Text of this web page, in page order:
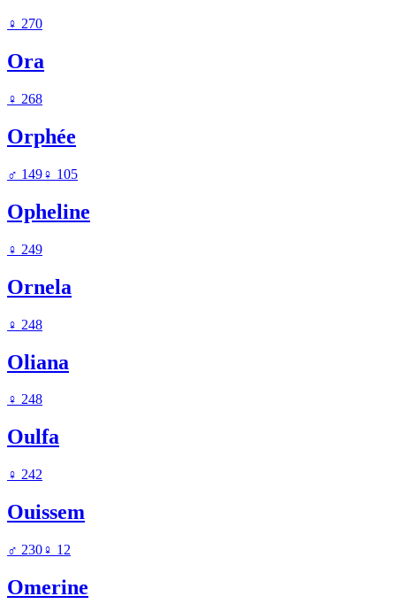
♀ 270
Ora
♀ 268
Orphée
♂ 149♀ 105
Opheline
♀ 249
Ornela
♀ 248
Oliana
♀ 248
Oulfa
♀ 242
Ouissem
♂ 230♀ 12
Omerine